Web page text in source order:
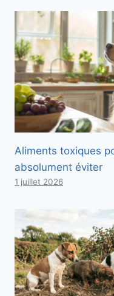
Aliments toxiques
absolument éviter
1 juillet 2026